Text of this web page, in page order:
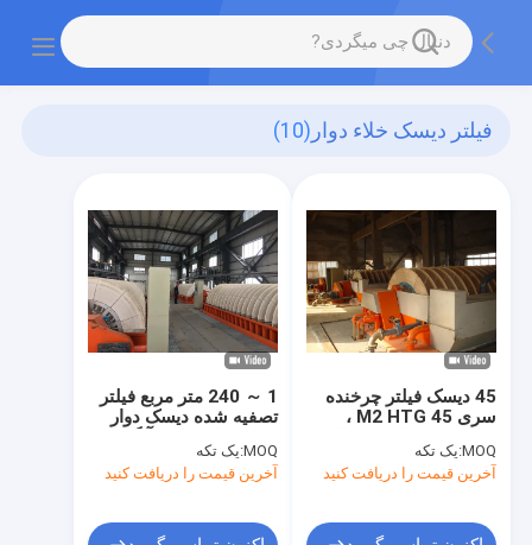
فیلتر دیسک خلاء دوار (10)
1 ～ 240 متر مربع فیلتر
تصفیه شده دیسک دوار
معدن
MOQ: یک تکه
آخرین قیمت را دریافت کنید
45 دیسک فیلتر چرخنده
سری 45 M2 HTG ،
MOQ: یک تکه
آخرین قیمت را دریافت کنید